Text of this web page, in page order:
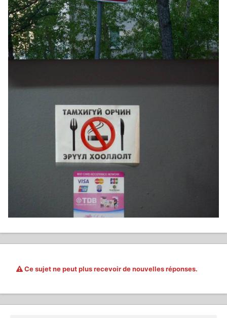
Ce sujet ne peut plus recevoir de nouvelles réponses.